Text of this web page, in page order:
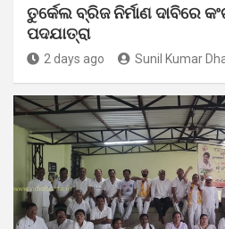
ତୁର୍କେଲ ବ୍ରିଜ ନିର୍ମାଣ ଦାବିରେ
ପଦଯାତ୍ରା
2 days ago Sunil Kumar